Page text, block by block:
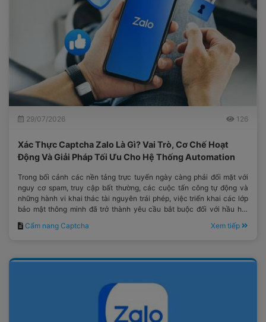
29/07/2026 126
Xác Thực Captcha Zalo Là Gì? Vai Trò, Cơ Chế Hoạt
Động Và Giải Pháp Tối Ưu Cho Hệ Thống Automation
Trong bối cảnh các nền tảng trực tuyến ngày càng phải đối mặt với
nguy cơ spam, truy cập bất thường, các cuộc tấn công tự động và
những hành vi khai thác tài nguyên trái phép, việc triển khai các lớp
bảo mật thông minh đã trở thành yêu cầu bắt buộc đối với hầu hết
các hệ thống công nghệ hiện đại.
Cẩm nang Captcha Xem tiếp